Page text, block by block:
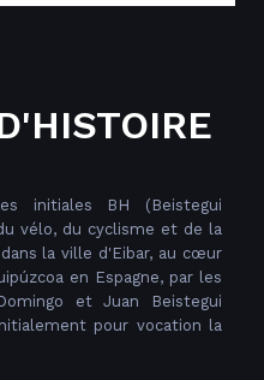
initiales BH (Beistegui
vélo, du cyclisme et de la
la ville d'Eibar, au cœur
en Espagne, par les
et Juan Beistegui
pour vocation la